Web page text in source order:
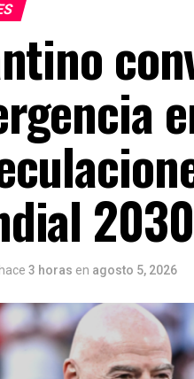
2030
3 horas en agosto 5, 2026